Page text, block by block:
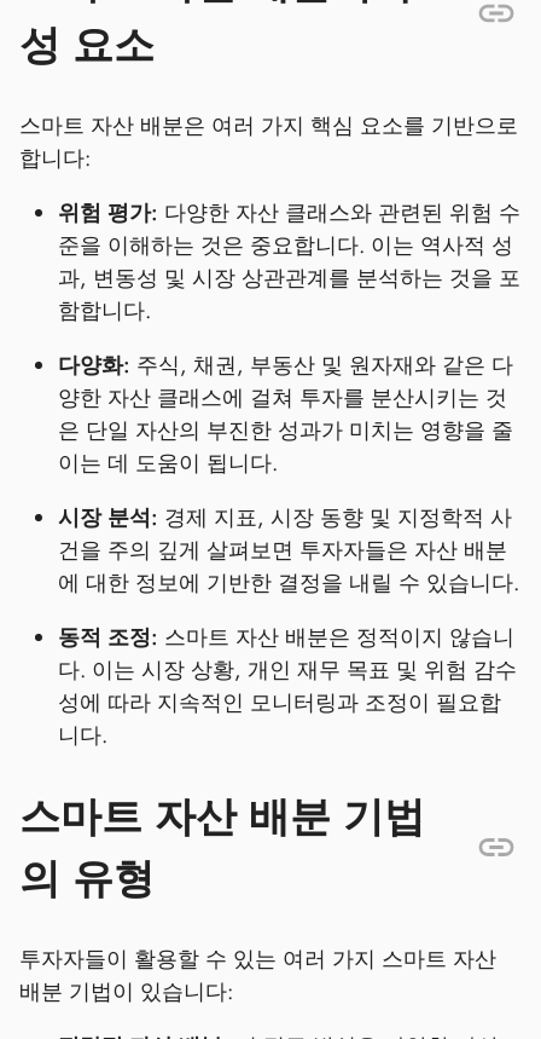
성 요소
스마트 자산 배분은 여러 가지 핵심 요소를 기반으로
합니다:
위험 평가: 다양한 자산 클래스와 관련된 위험 수
준을 이해하는 것은 중요합니다. 이는 역사적 성
과, 변동성 및 시장 상관관계를 분석하는 것을 포
함합니다.
다양화: 주식, 채권, 부동산 및 원자재와 같은 다
양한 자산 클래스에 걸쳐 투자를 분산시키는 것
은 단일 자산의 부진한 성과가 미치는 영향을 줄
이는 데 도움이 됩니다.
시장 분석: 경제 지표, 시장 동향 및 지정학적 사
건을 주의 깊게 살펴보면 투자자들은 자산 배분
에 대한 정보에 기반한 결정을 내릴 수 있습니다.
동적 조정: 스마트 자산 배분은 정적이지 않습니
다. 이는 시장 상황, 개인 재무 목표 및 위험 감수
성에 따라 지속적인 모니터링과 조정이 필요합
니다.
스마트 자산 배분 기법
의 유형
투자자들이 활용할 수 있는 여러 가지 스마트 자산
배분 기법이 있습니다: